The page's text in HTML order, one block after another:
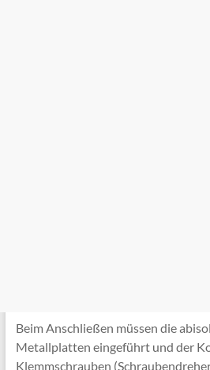
Beim Anschließen müssen die
Metallplatten eingeführt und der
Klemmschrauben